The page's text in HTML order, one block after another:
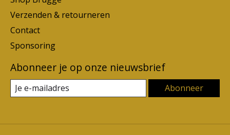
Verzenden & retourneren
Contact
Sponsoring
Abonneer je op onze nieuwsbrief
Abonneer